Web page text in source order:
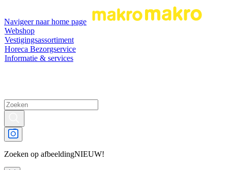
Navigeer naar home page
Webshop
Vestigingsassortiment
Horeca Bezorgservice
Informatie & services
Zoeken op afbeeldingNIEUW!